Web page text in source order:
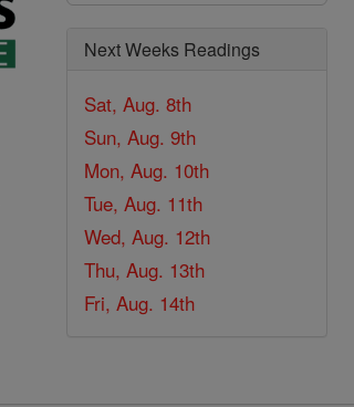
Next Weeks Readings
Sat, Aug. 8th
Sun, Aug. 9th
Mon, Aug. 10th
Tue, Aug. 11th
Wed, Aug. 12th
Thu, Aug. 13th
Fri, Aug. 14th